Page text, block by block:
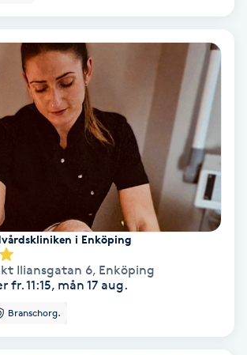
Volym
i Enköping
Iliansgatan 6, Enköping
fr. 11:15, mån 17 aug.
Branschorg.